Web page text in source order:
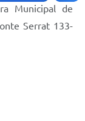
Municipal de
Serrat 133-